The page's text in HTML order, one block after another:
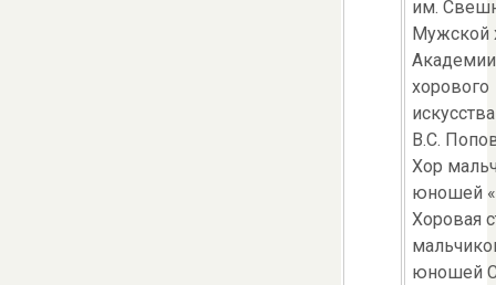
им.
Мужской
Академии
хорового
В.С.
Хор
юношей
Хоровая
юношей